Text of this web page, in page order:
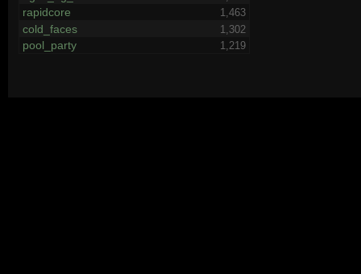
rapidcore 1,463
cold_faces 1,302
pool_party 1,219